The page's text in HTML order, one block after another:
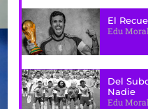
El
Edu
Del
Nadie
Edu